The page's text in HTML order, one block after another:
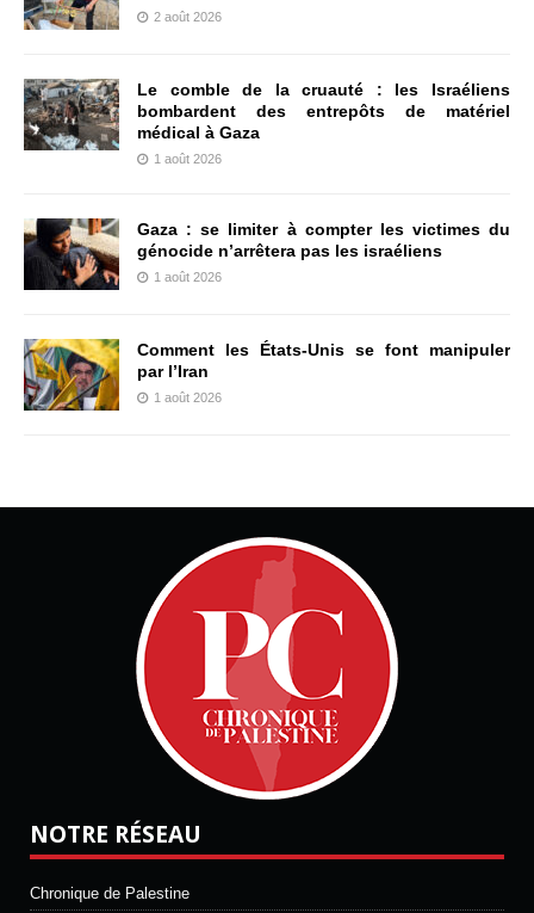
2 août 2026
Le comble de la cruauté : les Israéliens
bombardent des entrepôts de matériel
médical à Gaza
1 août 2026
Gaza : se limiter à compter les victimes du
génocide n’arrêtera pas les israéliens
1 août 2026
Comment les États-Unis se font manipuler
par l’Iran
1 août 2026
NOTRE RÉSEAU
Chronique de Palestine